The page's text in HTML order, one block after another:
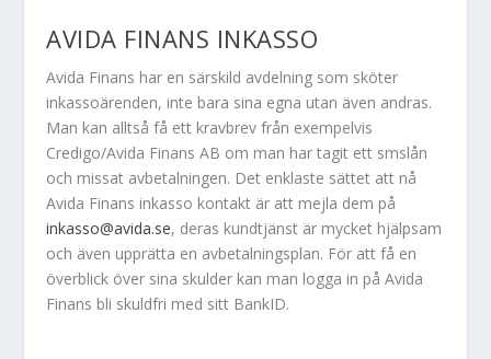
AVIDA FINANS INKASSO
Avida Finans har en särskild avdelning som sköter
inkassoärenden, inte bara sina egna utan även andras.
Man kan alltså få ett kravbrev från exempelvis
Credigo/Avida Finans AB om man har tagit ett smslån
och missat avbetalningen. Det enklaste sättet att nå
Avida Finans inkasso kontakt är att mejla dem på
inkasso@avida.se, deras kundtjänst är mycket hjälpsam
och även upprätta en avbetalningsplan. För att få en
överblick över sina skulder kan man logga in på Avida
Finans bli skuldfri med sitt BankID.